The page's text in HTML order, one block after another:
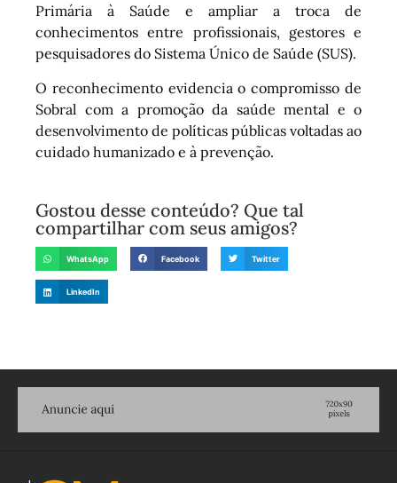
Primária à Saúde e ampliar a troca de
conhecimentos entre profissionais, gestores e
pesquisadores do Sistema Único de Saúde (SUS).
O reconhecimento evidencia o compromisso de
Sobral com a promoção da saúde mental e o
desenvolvimento de políticas públicas voltadas ao
cuidado humanizado e à prevenção.
Gostou desse conteúdo? Que tal
compartilhar com seus amigos?
WhatsApp Facebook Twitter
LinkedIn